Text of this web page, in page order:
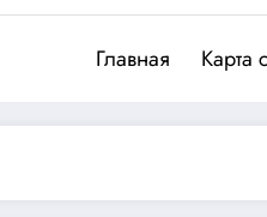
Главная Карта